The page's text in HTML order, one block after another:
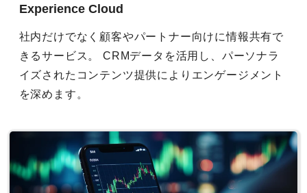
Experience Cloud
社内だけでなく顧客やパートナー向けに情報共有で
きるサービス。 CRMデータを活用し、パーソナラ
イズされたコンテンツ提供によりエンゲージメント
を深めます。